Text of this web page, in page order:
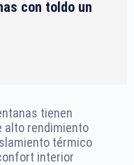
con toldo un
tienen
alto rendimiento
térmico
interior